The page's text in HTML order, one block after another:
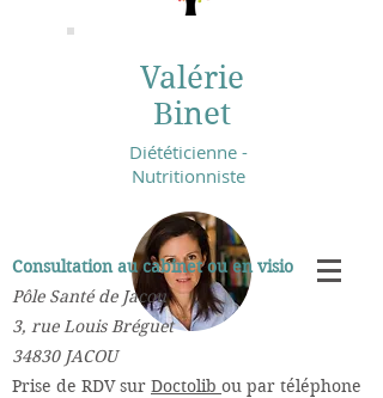
Valérie
Binet
Diététicienne -
Nutritionniste
Consultation au cabinet ou en visio :
Pôle Santé de Jacou
3, rue Louis Bréguet
34830 JACOU
​Prise de RDV sur Doctolib ou par téléphone